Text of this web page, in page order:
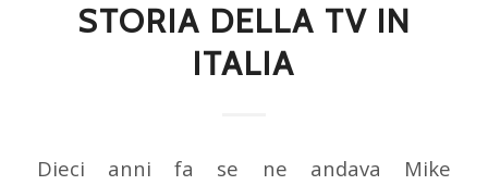
STORIA DELLA TV IN
ITALIA
Dieci anni fa se ne andava Mike